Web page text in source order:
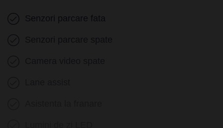
Geamuri electrice fata
Senzori parcare fata